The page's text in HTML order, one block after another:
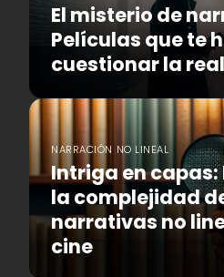
El misterio de
Películas que te
cuestionar la
NARRACIÓN NO LINEAL
Intriga en capas:
la complejidad
narrativas no
cine